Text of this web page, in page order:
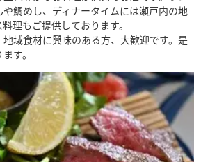
鯛めし、ディナータイムには瀬戸内の地
理もご提供しております。
域食材に興味のある方、大歓迎です。是
す。